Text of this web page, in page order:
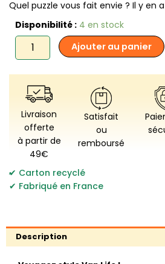
Quel puzzle vous fait envie ? Il y en
Disponibilité : 4 en stock
quantité
de
Piece
&
Love
Puzzle
Van
Life
Ajouter au panier
Livraison
offerte
à partir de
49€
Satisfait
ou
remboursé
Carton recyclé
,
Fabriqué en France
Description